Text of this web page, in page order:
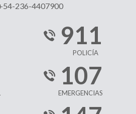
236-4407900
911
POLICÍA
107
EMERGENCIAS